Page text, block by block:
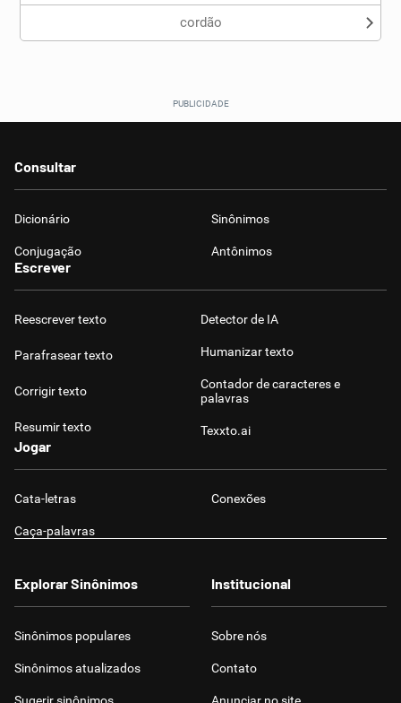
cordão
Consultar
Dicionário Sinônimos
Conjugação Antônimos
Escrever
Reescrever texto
Parafrasear texto
Corrigir texto
Resumir texto
Detector de IA
Humanizar texto
Contador de caracteres e
palavras
Texxto.ai
Jogar
Cata-letras Conexões
Caça-palavras
Explorar Sinônimos
Sinônimos populares
Sinônimos atualizados
Institucional
Sobre nós
Contato